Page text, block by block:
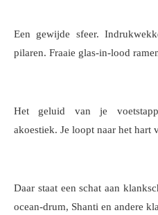
Een gewijde sfeer.
pilaren. Fraaie glas-in-lood
Het geluid van je
akoestiek. Je loopt naar het hart
Daar staat een schat aan
ocean-drum, Shanti en andere